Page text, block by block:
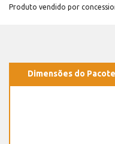
Produto vendido por
Dimensões do Pacote